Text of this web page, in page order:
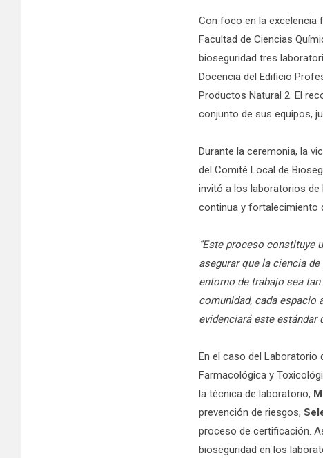
Con foco en la excelencia
Facultad de Ciencias
bioseguridad tres
Docencia del Edificio
Productos Natural 2. El
conjunto de sus equipos,
Durante la ceremonia, la
del Comité Local de
invitó a los laboratorios de
continua y fortalecimiento
“Este proceso constituye
asegurar que la ciencia
entorno de trabajo sea
comunidad, cada espacio
evidenciará este estándar
En el caso del Laboratorio
Farmacológica y
la técnica de laboratorio,
prevención de riesgos,
proceso de certificación.
bioseguridad en los